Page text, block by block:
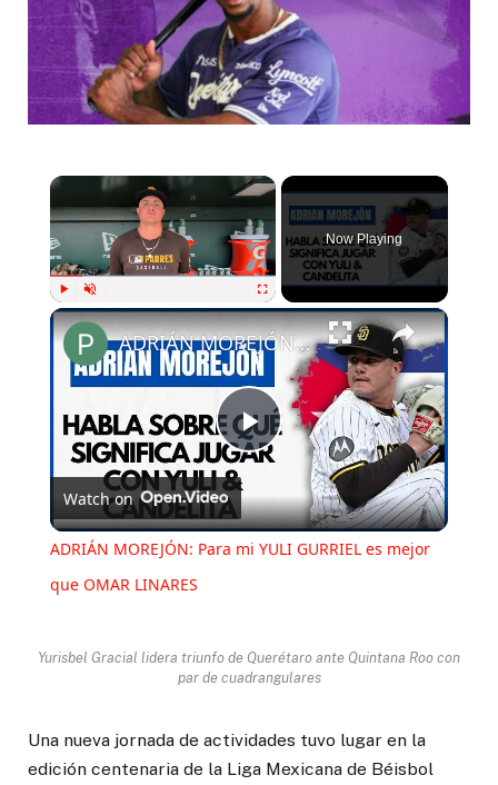
×
Play Unmute Fullscreen
Now Playing
×
Play
Video
ADRIÁN MOREJÓN: Para mi YULI GURRIEL es mejor que OMAR LINARES
Watch on
ADRIÁN MOREJÓN: Para mi YULI GURRIEL es mejor
que OMAR LINARES
Yurisbel Gracial lidera triunfo de Querétaro ante Quintana Roo con
par de cuadrangulares
Una nueva jornada de actividades tuvo lugar en la
edición centenaria de la Liga Mexicana de Béisbol